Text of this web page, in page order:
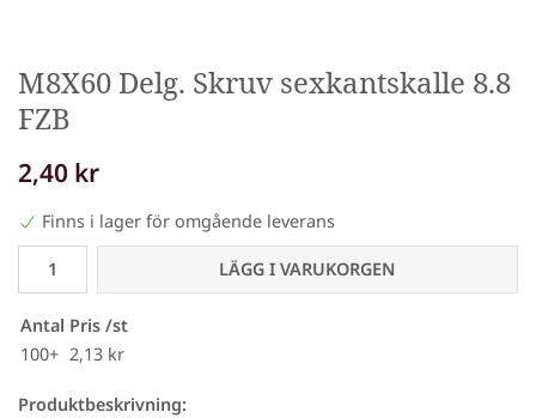
M8X60 Delg. Skruv sexkantskalle 8.8
FZB
2,40 kr
Finns i lager för omgående leverans
LÄGG I VARUKORGEN
Antal Pris /st
100+ 2,13 kr
Produktbeskrivning: